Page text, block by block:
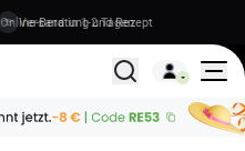
Versand in 1-2 Tagen
Alle